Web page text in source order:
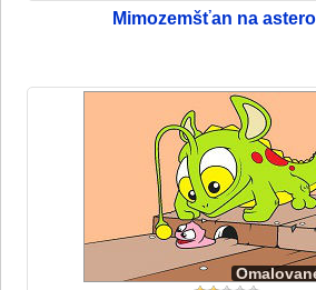
Mimozemšťan na